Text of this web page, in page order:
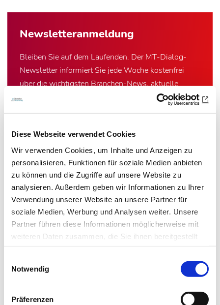
Diese Webseite verwendet Cookies
Wir verwenden Cookies, um Inhalte und Anzeigen zu
personalisieren, Funktionen für soziale Medien anbieten
zu können und die Zugriffe auf unsere Website zu
analysieren. Außerdem geben wir Informationen zu Ihrer
Verwendung unserer Website an unsere Partner für
soziale Medien, Werbung und Analysen weiter. Unsere
Partner führen diese Informationen möglicherweise mit
weiteren Daten zusammen, die Sie ihnen bereitgestellt
haben oder die sie im Rahmen Ihrer Nutzung der Dienste
Notwendig
Präferenzen
Newsletter­anmeldung
Bleiben Sie auf dem Laufenden. Der MT-Dialog-
Newsletter informiert Sie jede Woche kostenfrei
über die wichtigsten Branchen-News, aktuelle
Themen und die neusten Stellenangebote.
Ich habe die Hinweise zum Datenschutz gelesen.*
Newsletter abonnieren
* Pflichtfeld
Das könnte Sie auch interessieren: